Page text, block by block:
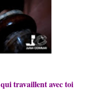
travaillent avec toi